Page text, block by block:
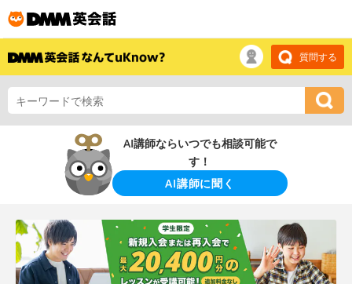
質問する
AI講師ならいつでも相談可能で
す！
AI講師に聞く